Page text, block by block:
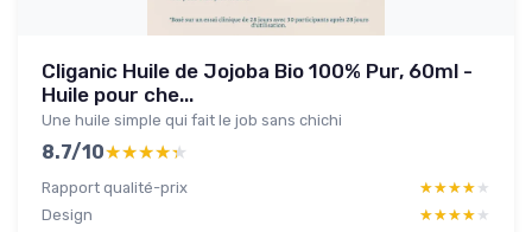
Cliganic Huile de Jojoba Bio 100% Pur, 60ml -
Huile pour che...
Une huile simple qui fait le job sans chichi
8.7/10★★★★★
★★★★★
Rapport qualité-prix ★★★★★
★★★★★
Design
★★★★★
★★★★★